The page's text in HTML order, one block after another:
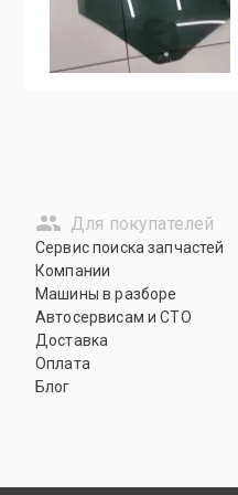
Для покупателей
Сервис поиска запчастей
Компании
Машины в разборе
Автосервисам и СТО
Доставка
Оплата
Блог